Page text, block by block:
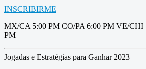
INSCRIBIRME
MX/CA 5:00 PM CO/PA 6:00 PM VE/CHI
PM
Jogadas e Estratégias para Ganhar 2023